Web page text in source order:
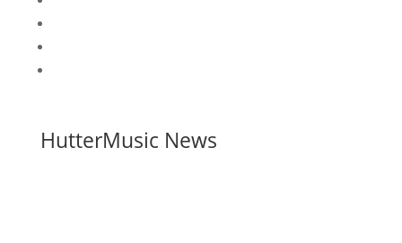
HutterMusic News